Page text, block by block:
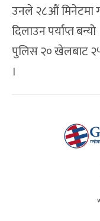
उनले २८औं मिनेटमा
दिलाउन पर्याप्त
पुलिस २० खेलबाट
।